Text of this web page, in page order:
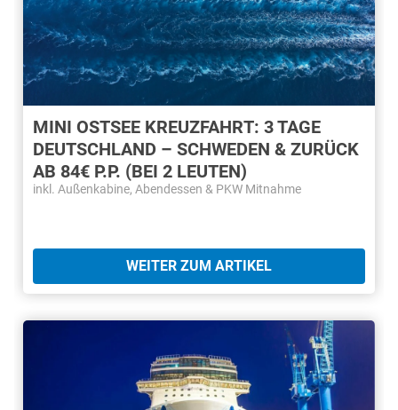
MINI OSTSEE KREUZFAHRT: 3 TAGE
DEUTSCHLAND – SCHWEDEN & ZURÜCK
AB 84€ P.P. (BEI 2 LEUTEN)
inkl. Außenkabine, Abendessen & PKW Mitnahme
WEITER ZUM ARTIKEL